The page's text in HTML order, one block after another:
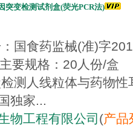
突变检测试剂盒(荧光PCR法)
国食药监械(准)字
规格：20人份/盒
测人线粒体与药物
独家...
物工程有限公司 (产品